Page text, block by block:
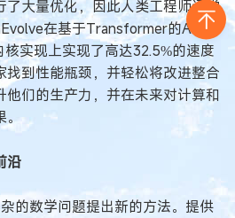
了大量优化，因此人类工程师通常
在基于Transformer的AI模
实现上实现了高达32.5%的速度
找到性能瓶颈，并轻松将改进整合
们的生产力，并在未来对计算和
。
沿
的数学问题提出新的方法。提供